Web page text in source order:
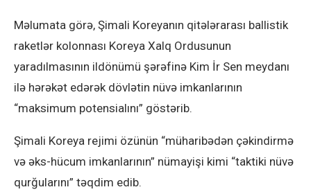
Məlumata görə, Şimali Koreyanın qitələrarası ballistik
raketlər kolonnası Koreya Xalq Ordusunun
yaradılmasının ildönümü şərəfinə Kim İr Sen meydanı
ilə hərəkət edərək dövlətin nüvə imkanlarının
“maksimum potensialını” göstərib.
Şimali Koreya rejimi özünün “müharibədən çəkindirmə
və əks-hücum imkanlarının” nümayişi kimi “taktiki nüvə
qurğularını” təqdim edib.